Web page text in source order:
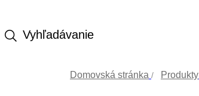
Vyhľadávanie
Domovská stránka Produkty